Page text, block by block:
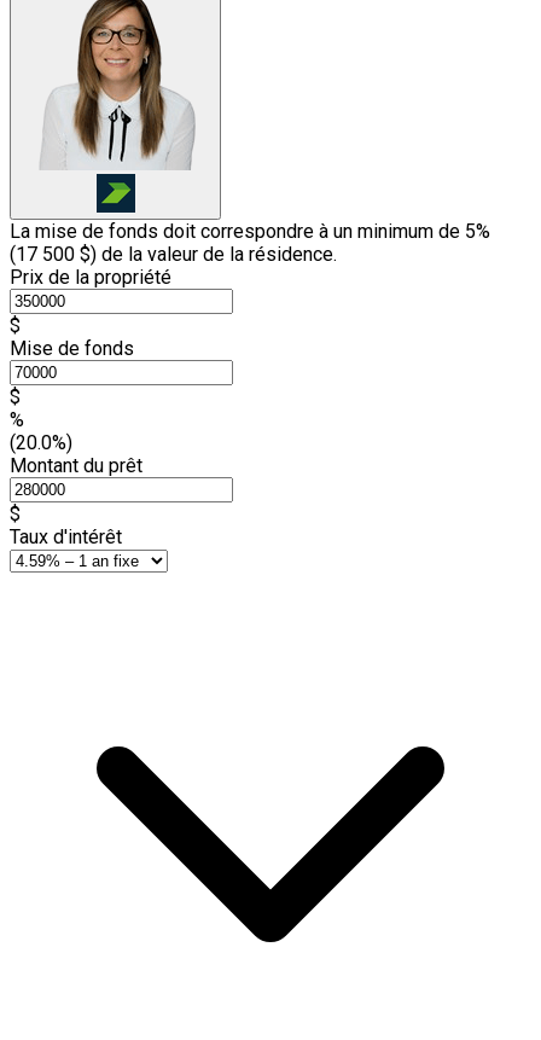
La mise de fonds doit correspondre à un minimum de 5%
(17 500 $) de la valeur de la résidence.
Prix de la propriété
$
Mise de fonds
$
%
(20.0%)
Montant du prêt
$
Taux d'intérêt